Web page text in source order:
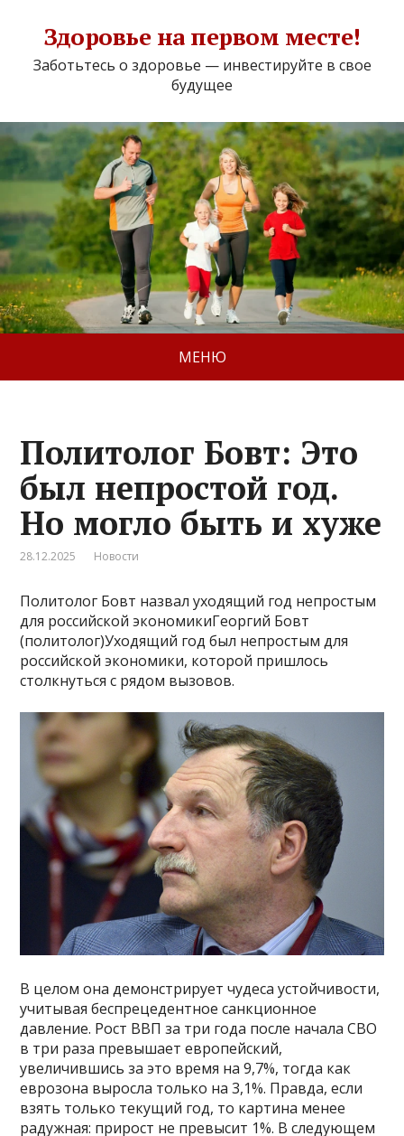
Здоровье на первом месте!
Заботьтесь о здоровье — инвестируйте в свое
будущее
МЕНЮ
Политолог Бовт: Это
был непростой год.
Но могло быть и хуже
28.12.2025 Новости
Политолог Бовт назвал уходящий год непростым
для российской экономикиГеоргий Бовт
(политолог)Уходящий год был непростым для
российской экономики, которой пришлось
столкнуться с рядом вызовов.
В целом она демонстрирует чудеса устойчивости,
учитывая беспрецедентное санкционное
давление. Рост ВВП за три года после начала СВО
в три раза превышает европейский,
увеличившись за это время на 9,7%, тогда как
еврозона выросла только на 3,1%. Правда, если
взять только текущий год, то картина менее
радужная: прирост не превысит 1%. В следующем